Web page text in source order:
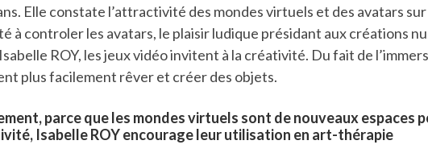
Elle constate l’attractivité des mondes virtuels et des avatars
à controler les avatars, le plaisir ludique présidant aux créations
ROY, les jeux vidéo invitent à la créativité. Du fait de
plus facilement rêver et créer des objets.
parce que les mondes virtuels sont de nouveaux espaces
Isabelle ROY encourage leur utilisation en art-thérapie